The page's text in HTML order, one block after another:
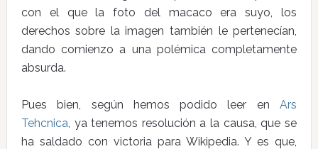
con el que la foto del macaco era suyo, los
derechos sobre la imagen también le pertenecían,
dando comienzo a una polémica completamente
absurda.
Pues bien, según hemos podido leer enArs
Tehcnica, ya tenemos resolución a la causa, que se
ha saldado con victoria para Wikipedia. Y es que,